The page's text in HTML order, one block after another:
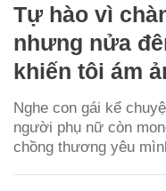
Tự hào vì
nhưng nửa
khiến tôi ám
Nghe con gái kể
người phụ nữ còn
chồng thương yêu